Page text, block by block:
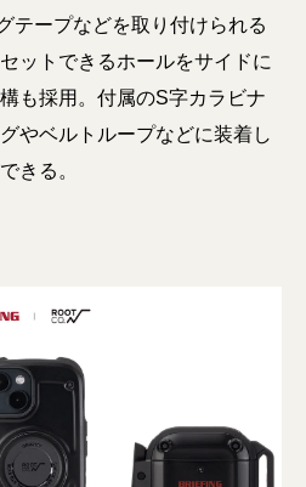
テープなどを取り付けられる
ットできるホールをサイドに
も採用。付属のS字カラビナ
やベルトループなどに装着し
きる。